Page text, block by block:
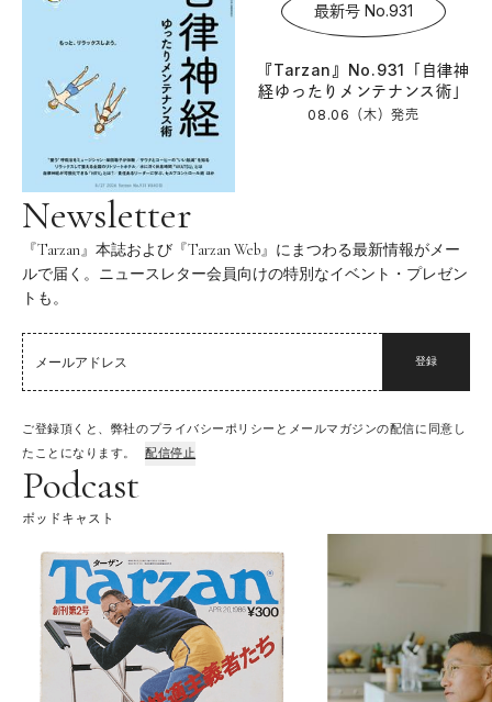
最新号 No.931
『Tarzan』No.931「自律神
経ゆったりメンテナンス術」
08.06（木）発売
Newsletter
『Tarzan』本誌および『Tarzan Web』にまつわる最新情報がメー
ルで届く。ニュースレター会員向けの特別なイベント・プレゼン
トも。
登録
ご登録頂くと、弊社のプライバシーポリシーとメールマガジンの配信に同意し
たことになります。
配信停止
Podcast
ポッドキャスト